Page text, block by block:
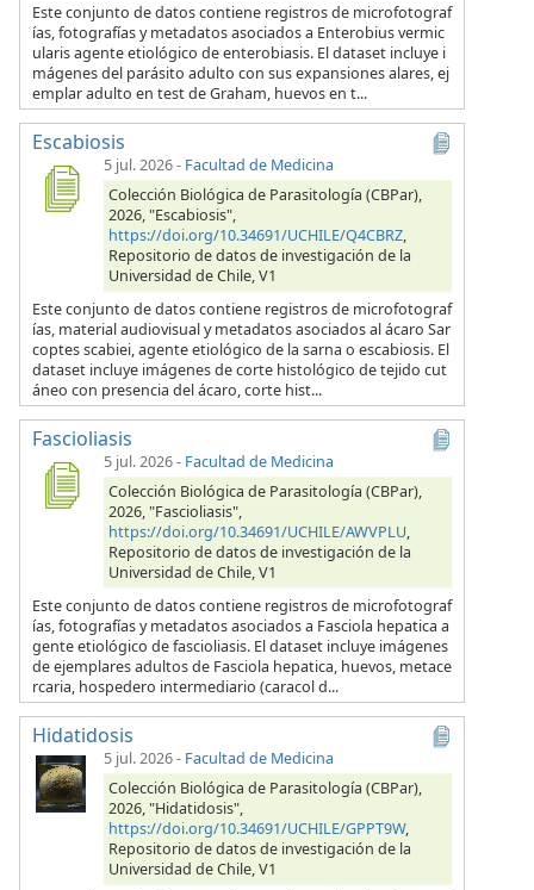
Este conjunto de datos contiene registros de microfotograf
ías, fotografías y metadatos asociados a Enterobius vermic
ularis agente etiológico de enterobiasis. El dataset incluye i
mágenes del parásito adulto con sus expansiones alares, ej
emplar adulto en test de Graham, huevos en t...
Escabiosis
5 jul. 2026- Facultad de Medicina
Colección Biológica de Parasitología (CBPar),
2026, "Escabiosis",
https://doi.org/10.34691/UCHILE/Q4CBRZ,
Repositorio de datos de investigación de la
Universidad de Chile, V1
Este conjunto de datos contiene registros de microfotograf
ías, material audiovisual y metadatos asociados al ácaro Sar
coptes scabiei, agente etiológico de la sarna o escabiosis. El
dataset incluye imágenes de corte histológico de tejido cut
áneo con presencia del ácaro, corte hist...
Fascioliasis
5 jul. 2026- Facultad de Medicina
Colección Biológica de Parasitología (CBPar),
2026, "Fascioliasis",
https://doi.org/10.34691/UCHILE/AWVPLU,
Repositorio de datos de investigación de la
Universidad de Chile, V1
Este conjunto de datos contiene registros de microfotograf
ías, fotografías y metadatos asociados a Fasciola hepatica a
gente etiológico de fascioliasis. El dataset incluye imágenes
de ejemplares adultos de Fasciola hepatica, huevos, metace
rcaria, hospedero intermediario (caracol d...
Hidatidosis
5 jul. 2026- Facultad de Medicina
Colección Biológica de Parasitología (CBPar),
2026, "Hidatidosis",
https://doi.org/10.34691/UCHILE/GPPT9W,
Repositorio de datos de investigación de la
Universidad de Chile, V1